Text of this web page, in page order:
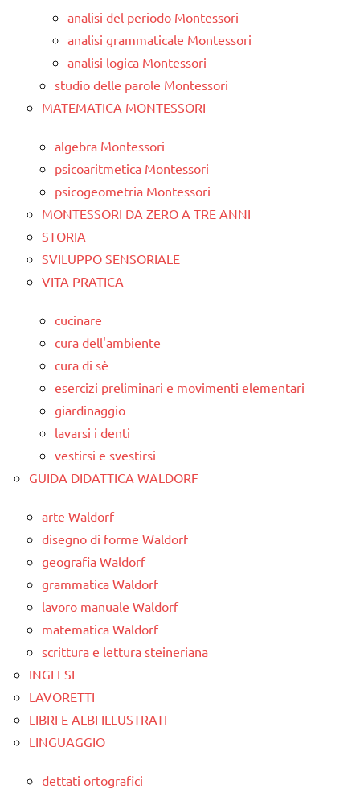
analisi del periodo Montessori
analisi grammaticale Montessori
analisi logica Montessori
studio delle parole Montessori
MATEMATICA MONTESSORI
algebra Montessori
psicoaritmetica Montessori
psicogeometria Montessori
MONTESSORI DA ZERO A TRE ANNI
STORIA
SVILUPPO SENSORIALE
VITA PRATICA
cucinare
cura dell'ambiente
cura di sè
esercizi preliminari e movimenti elementari
giardinaggio
lavarsi i denti
vestirsi e svestirsi
GUIDA DIDATTICA WALDORF
arte Waldorf
disegno di forme Waldorf
geografia Waldorf
grammatica Waldorf
lavoro manuale Waldorf
matematica Waldorf
scrittura e lettura steineriana
INGLESE
LAVORETTI
LIBRI E ALBI ILLUSTRATI
LINGUAGGIO
dettati ortografici